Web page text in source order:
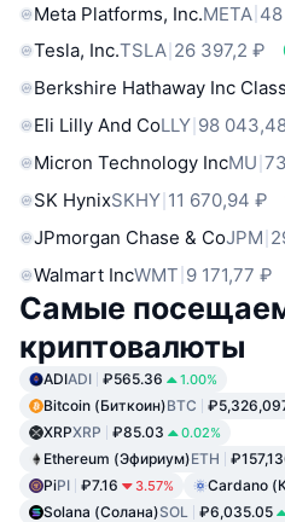
Meta Platforms, Inc.META
Tesla, Inc.TSLA 26 397,2 ₽
Berkshire Hathaway Inc
Eli Lilly And CoLLY 98
Micron Technology IncMU
SK HynixSKHY 11 670,94 ₽
JPmorgan Chase & CoJPM
Walmart IncWMT 9 171,77 ₽
Самые
криптовалюты
ADIADI ₽565.36 1.00%
Bitcoin (Биткоин)BTC
XRPXRP ₽85.03 0.02%
Ethereum (Эфириум)ETH
PiPI ₽7.16 3.57% Cardano
Solana (Солана)SOL ₽6,035.05